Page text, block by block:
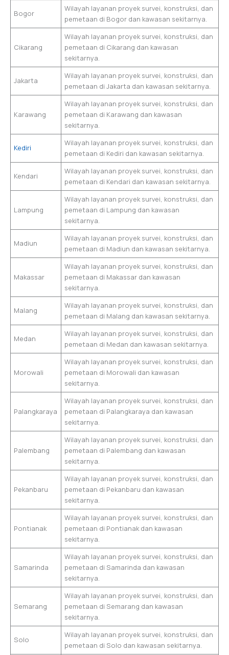
Bogor
Wilayah layanan proyek survei, konstruksi, dan
pemetaan di Bogor dan kawasan sekitarnya.
Cikarang
Wilayah layanan proyek survei, konstruksi, dan
pemetaan di Cikarang dan kawasan
sekitarnya.
Jakarta
Wilayah layanan proyek survei, konstruksi, dan
pemetaan di Jakarta dan kawasan sekitarnya.
Karawang
Wilayah layanan proyek survei, konstruksi, dan
pemetaan di Karawang dan kawasan
sekitarnya.
Kediri
Wilayah layanan proyek survei, konstruksi, dan
pemetaan di Kediri dan kawasan sekitarnya.
Kendari
Wilayah layanan proyek survei, konstruksi, dan
pemetaan di Kendari dan kawasan sekitarnya.
Lampung
Wilayah layanan proyek survei, konstruksi, dan
pemetaan di Lampung dan kawasan
sekitarnya.
Madiun
Wilayah layanan proyek survei, konstruksi, dan
pemetaan di Madiun dan kawasan sekitarnya.
Makassar
Wilayah layanan proyek survei, konstruksi, dan
pemetaan di Makassar dan kawasan
sekitarnya.
Malang
Wilayah layanan proyek survei, konstruksi, dan
pemetaan di Malang dan kawasan sekitarnya.
Medan
Wilayah layanan proyek survei, konstruksi, dan
pemetaan di Medan dan kawasan sekitarnya.
Morowali
Wilayah layanan proyek survei, konstruksi, dan
pemetaan di Morowali dan kawasan
sekitarnya.
Palangkaraya
Wilayah layanan proyek survei, konstruksi, dan
pemetaan di Palangkaraya dan kawasan
sekitarnya.
Palembang
Wilayah layanan proyek survei, konstruksi, dan
pemetaan di Palembang dan kawasan
sekitarnya.
Pekanbaru
Wilayah layanan proyek survei, konstruksi, dan
pemetaan di Pekanbaru dan kawasan
sekitarnya.
Pontianak
Wilayah layanan proyek survei, konstruksi, dan
pemetaan di Pontianak dan kawasan
sekitarnya.
Samarinda
Wilayah layanan proyek survei, konstruksi, dan
pemetaan di Samarinda dan kawasan
sekitarnya.
Semarang
Wilayah layanan proyek survei, konstruksi, dan
pemetaan di Semarang dan kawasan
sekitarnya.
Solo
Wilayah layanan proyek survei, konstruksi, dan
pemetaan di Solo dan kawasan sekitarnya.